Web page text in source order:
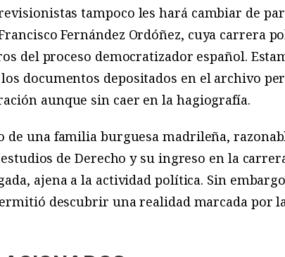
tampoco les hará cambiar de
Fernández Ordóñez, cuya carrera
del proceso democratizador español.
documentos depositados en el archivo
aunque sin caer en la hagiografía.
de una familia burguesa madrileña,
de Derecho y su ingreso en la
ajena a la actividad política. Sin
descubrir una realidad marcada por